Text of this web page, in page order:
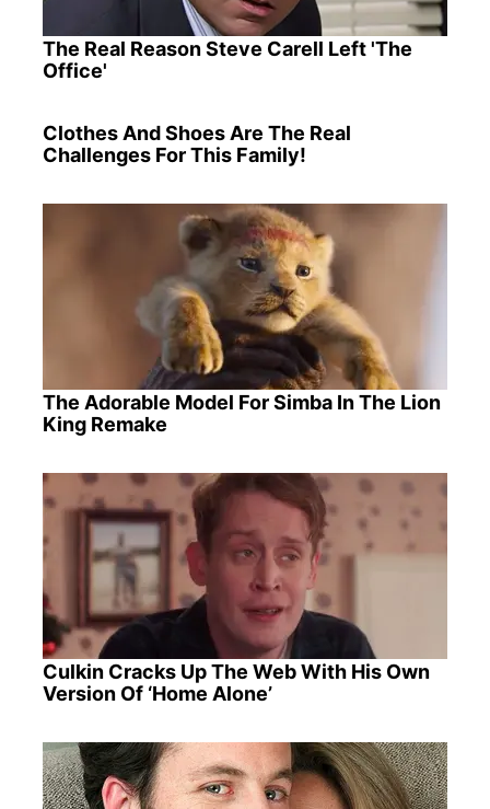
The Real Reason Steve Carell Left 'The
Office'
Clothes And Shoes Are The Real
Challenges For This Family!
The Adorable Model For Simba In The Lion
King Remake
Culkin Cracks Up The Web With His Own
Version Of ‘Home Alone’